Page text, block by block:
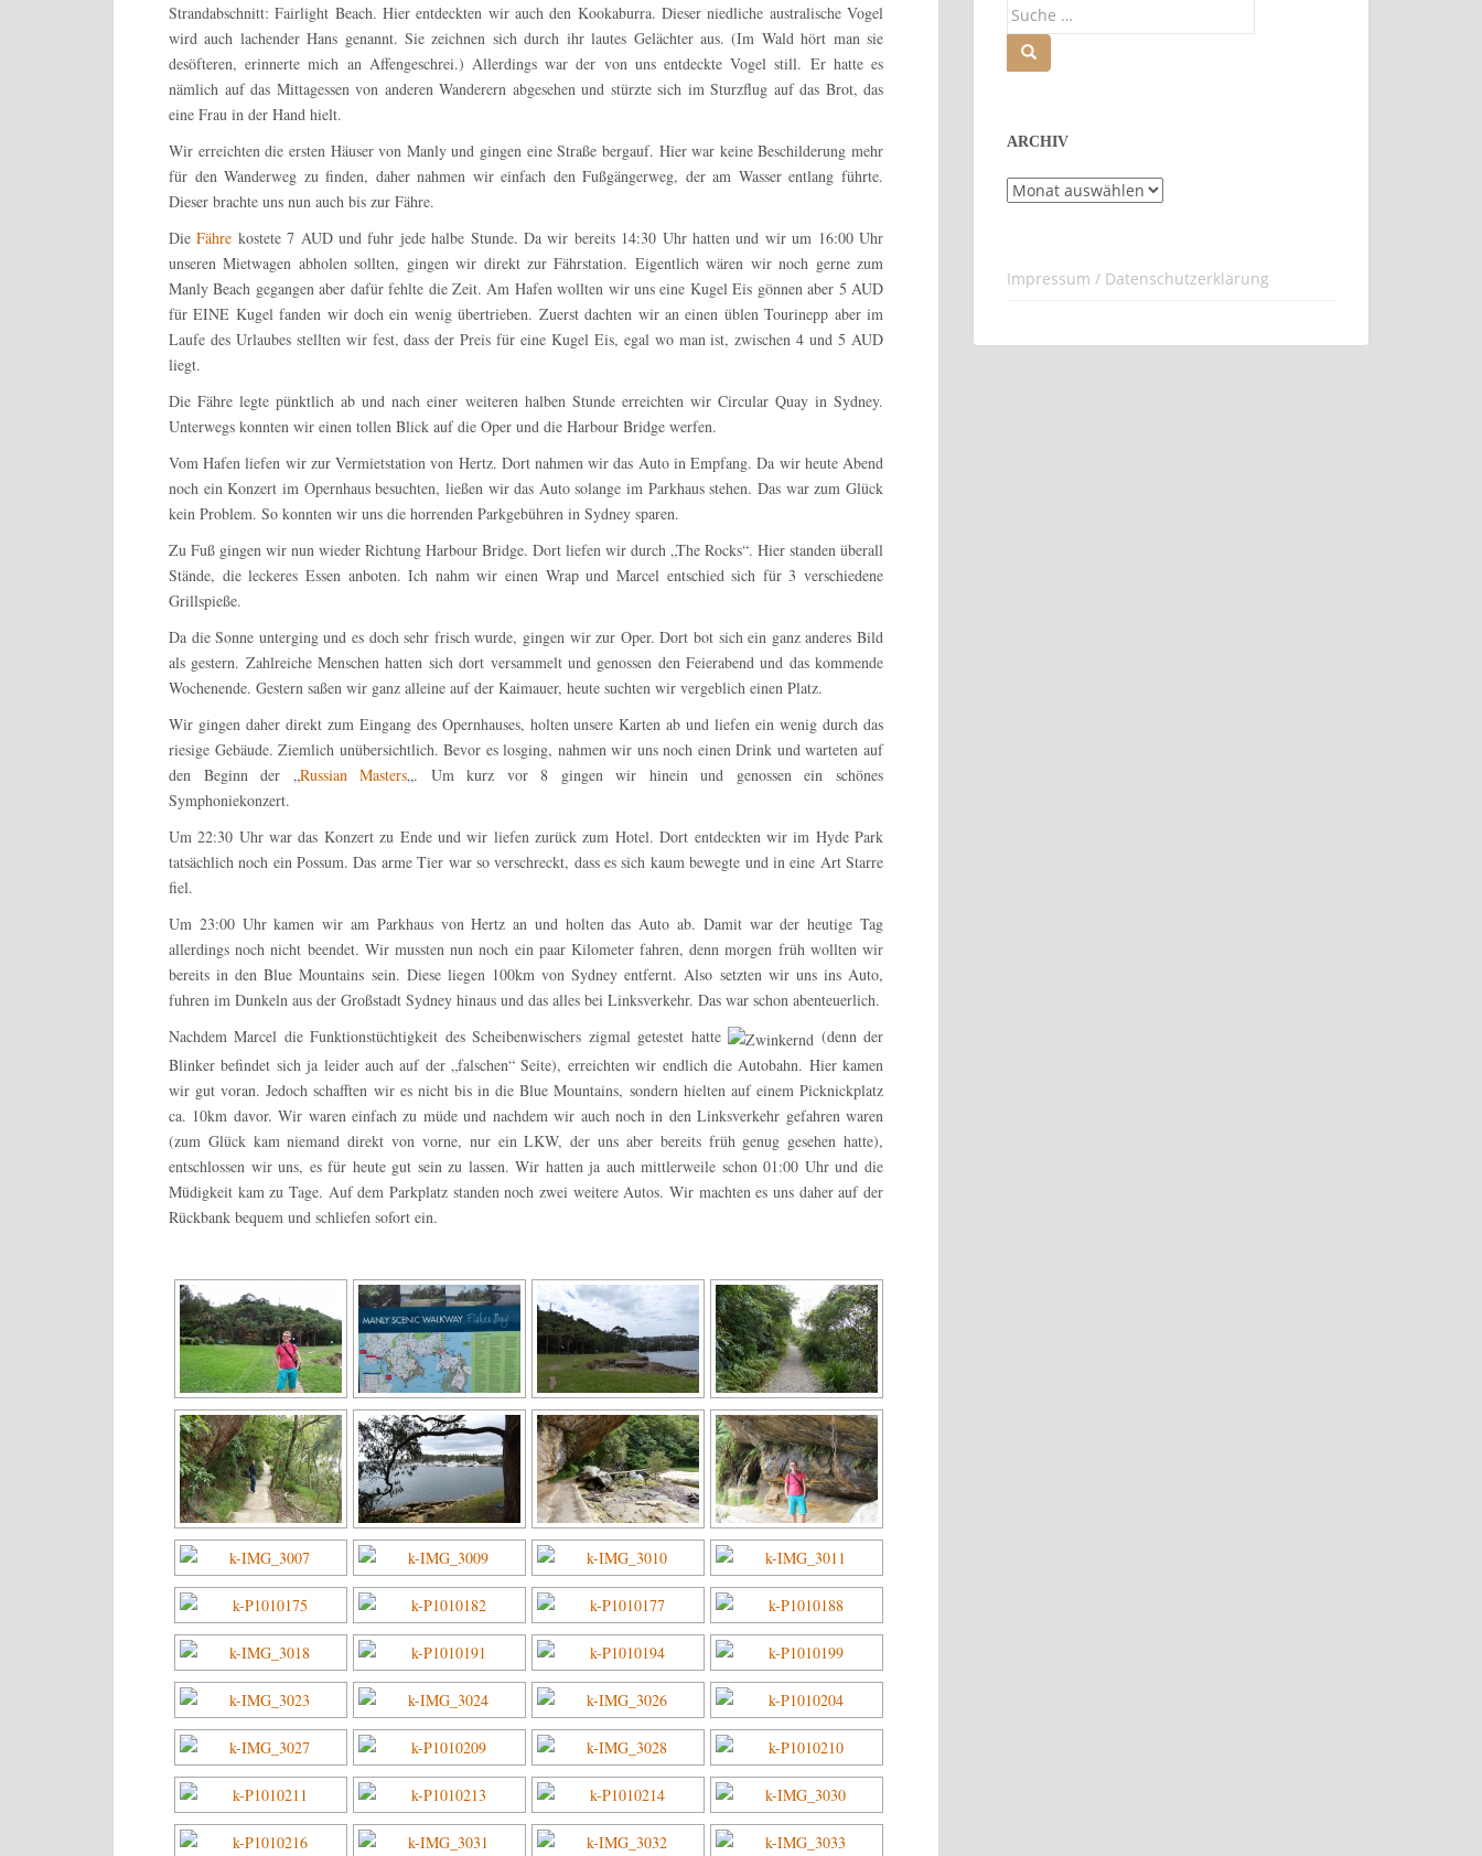
Strandabschnitt: Fairlight Beach. Hier entdeckten wir auch den Kookaburra. Dieser niedliche australische Vogel
wird auch lachender Hans genannt. Sie zeichnen sich durch ihr lautes Gelächter aus. (Im Wald hört man sie
desöfteren, erinnerte mich an Affengeschrei.) Allerdings war der von uns entdeckte Vogel still. Er hatte es
nämlich auf das Mittagessen von anderen Wanderern abgesehen und stürzte sich im Sturzflug auf das Brot, das
eine Frau in der Hand hielt.
Wir erreichten die ersten Häuser von Manly und gingen eine Straße bergauf. Hier war keine Beschilderung mehr
für den Wanderweg zu finden, daher nahmen wir einfach den Fußgängerweg, der am Wasser entlang führte.
Dieser brachte uns nun auch bis zur Fähre.
DieFähre kostete 7 AUD und fuhr jede halbe Stunde. Da wir bereits 14:30 Uhr hatten und wir um 16:00 Uhr
unseren Mietwagen abholen sollten, gingen wir direkt zur Fährstation. Eigentlich wären wir noch gerne zum
Manly Beach gegangen aber dafür fehlte die Zeit. Am Hafen wollten wir uns eine Kugel Eis gönnen aber 5 AUD
für EINE Kugel fanden wir doch ein wenig übertrieben. Zuerst dachten wir an einen üblen Tourinepp aber im
Laufe des Urlaubes stellten wir fest, dass der Preis für eine Kugel Eis, egal wo man ist, zwischen 4 und 5 AUD
liegt.
Die Fähre legte pünktlich ab und nach einer weiteren halben Stunde erreichten wir Circular Quay in Sydney.
Unterwegs konnten wir einen tollen Blick auf die Oper und die Harbour Bridge werfen.
Vom Hafen liefen wir zur Vermietstation von Hertz. Dort nahmen wir das Auto in Empfang. Da wir heute Abend
noch ein Konzert im Opernhaus besuchten, ließen wir das Auto solange im Parkhaus stehen. Das war zum Glück
kein Problem. So konnten wir uns die horrenden Parkgebühren in Sydney sparen.
Zu Fuß gingen wir nun wieder Richtung Harbour Bridge. Dort liefen wir durch „The Rocks“. Hier standen überall
Stände, die leckeres Essen anboten. Ich nahm wir einen Wrap und Marcel entschied sich für 3 verschiedene
Grillspieße.
Da die Sonne unterging und es doch sehr frisch wurde, gingen wir zur Oper. Dort bot sich ein ganz anderes Bild
als gestern. Zahlreiche Menschen hatten sich dort versammelt und genossen den Feierabend und das kommende
Wochenende. Gestern saßen wir ganz alleine auf der Kaimauer, heute suchten wir vergeblich einen Platz.
Wir gingen daher direkt zum Eingang des Opernhauses, holten unsere Karten ab und liefen ein wenig durch das
riesige Gebäude. Ziemlich unübersichtlich. Bevor es losging, nahmen wir uns noch einen Drink und warteten auf
den Beginn der „Russian Masters„. Um kurz vor 8 gingen wir hinein und genossen ein schönes
Symphoniekonzert.
Um 22:30 Uhr war das Konzert zu Ende und wir liefen zurück zum Hotel. Dort entdeckten wir im Hyde Park
tatsächlich noch ein Possum. Das arme Tier war so verschreckt, dass es sich kaum bewegte und in eine Art Starre
fiel.
Um 23:00 Uhr kamen wir am Parkhaus von Hertz an und holten das Auto ab. Damit war der heutige Tag
allerdings noch nicht beendet. Wir mussten nun noch ein paar Kilometer fahren, denn morgen früh wollten wir
bereits in den Blue Mountains sein. Diese liegen 100km von Sydney entfernt. Also setzten wir uns ins Auto,
fuhren im Dunkeln aus der Großstadt Sydney hinaus und das alles bei Linksverkehr. Das war schon abenteuerlich.
Nachdem Marcel die Funktionstüchtigkeit des Scheibenwischers zigmal getestet hatte
(denn der
Blinker befindet sich ja leider auch auf der „falschen“ Seite), erreichten wir endlich die Autobahn. Hier kamen
wir gut voran. Jedoch schafften wir es nicht bis in die Blue Mountains, sondern hielten auf einem Picknickplatz
ca. 10km davor. Wir waren einfach zu müde und nachdem wir auch noch in den Linksverkehr gefahren waren
(zum Glück kam niemand direkt von vorne, nur ein LKW, der uns aber bereits früh genug gesehen hatte),
entschlossen wir uns, es für heute gut sein zu lassen. Wir hatten ja auch mittlerweile schon 01:00 Uhr und die
Müdigkeit kam zu Tage. Auf dem Parkplatz standen noch zwei weitere Autos. Wir machten es uns daher auf der
Rückbank bequem und schliefen sofort ein.
ARCHIV
Archiv
Impressum / Datenschutzerklärung